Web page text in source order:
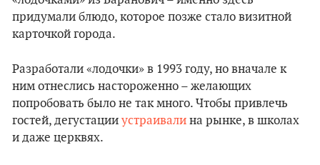
придумали блюдо, которое позже стало визитной
карточкой города.
Разработали «лодочки» в 1993 году, но вначале к
ним отнеслись настороженно – желающих
попробовать было не так много. Чтобы привлечь
гостей, дегустации устраивали на рынке, в школах
и даже церквях.